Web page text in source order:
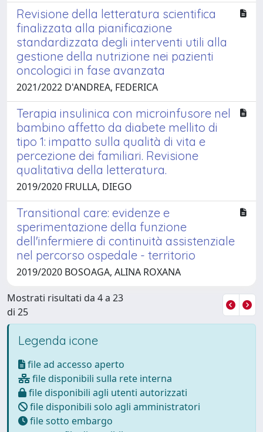
Revisione della letteratura scientifica
finalizzata alla pianificazione
standardizzata degli interventi utili alla
gestione della nutrizione nei pazienti
oncologici in fase avanzata
2021/2022 D'ANDREA, FEDERICA
Terapia insulinica con microinfusore nel
bambino affetto da diabete mellito di
tipo 1: impatto sulla qualità di vita e
percezione dei familiari. Revisione
qualitativa della letteratura.
2019/2020 FRULLA, DIEGO
Transitional care: evidenze e
sperimentazione della funzione
dell'infermiere di continuità assistenziale
nel percorso ospedale - territorio
2019/2020 BOSOAGA, ALINA ROXANA
Mostrati risultati da 4 a 23
di 25
Legenda icone
file ad accesso aperto
file disponibili sulla rete interna
file disponibili agli utenti autorizzati
file disponibili solo agli amministratori
file sotto embargo